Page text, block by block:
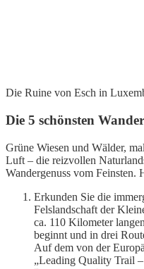
Die Ruine von Esch in
Die 5 schönsten
Grüne Wiesen und Wälder,
Luft – die reizvollen
Wandergenuss vom Feinsten.
Erkunden Sie die
Felslandschaft der
ca. 110 Kilometer langen
beginnt und in drei
Auf dem von der
„Leading Quality Trail